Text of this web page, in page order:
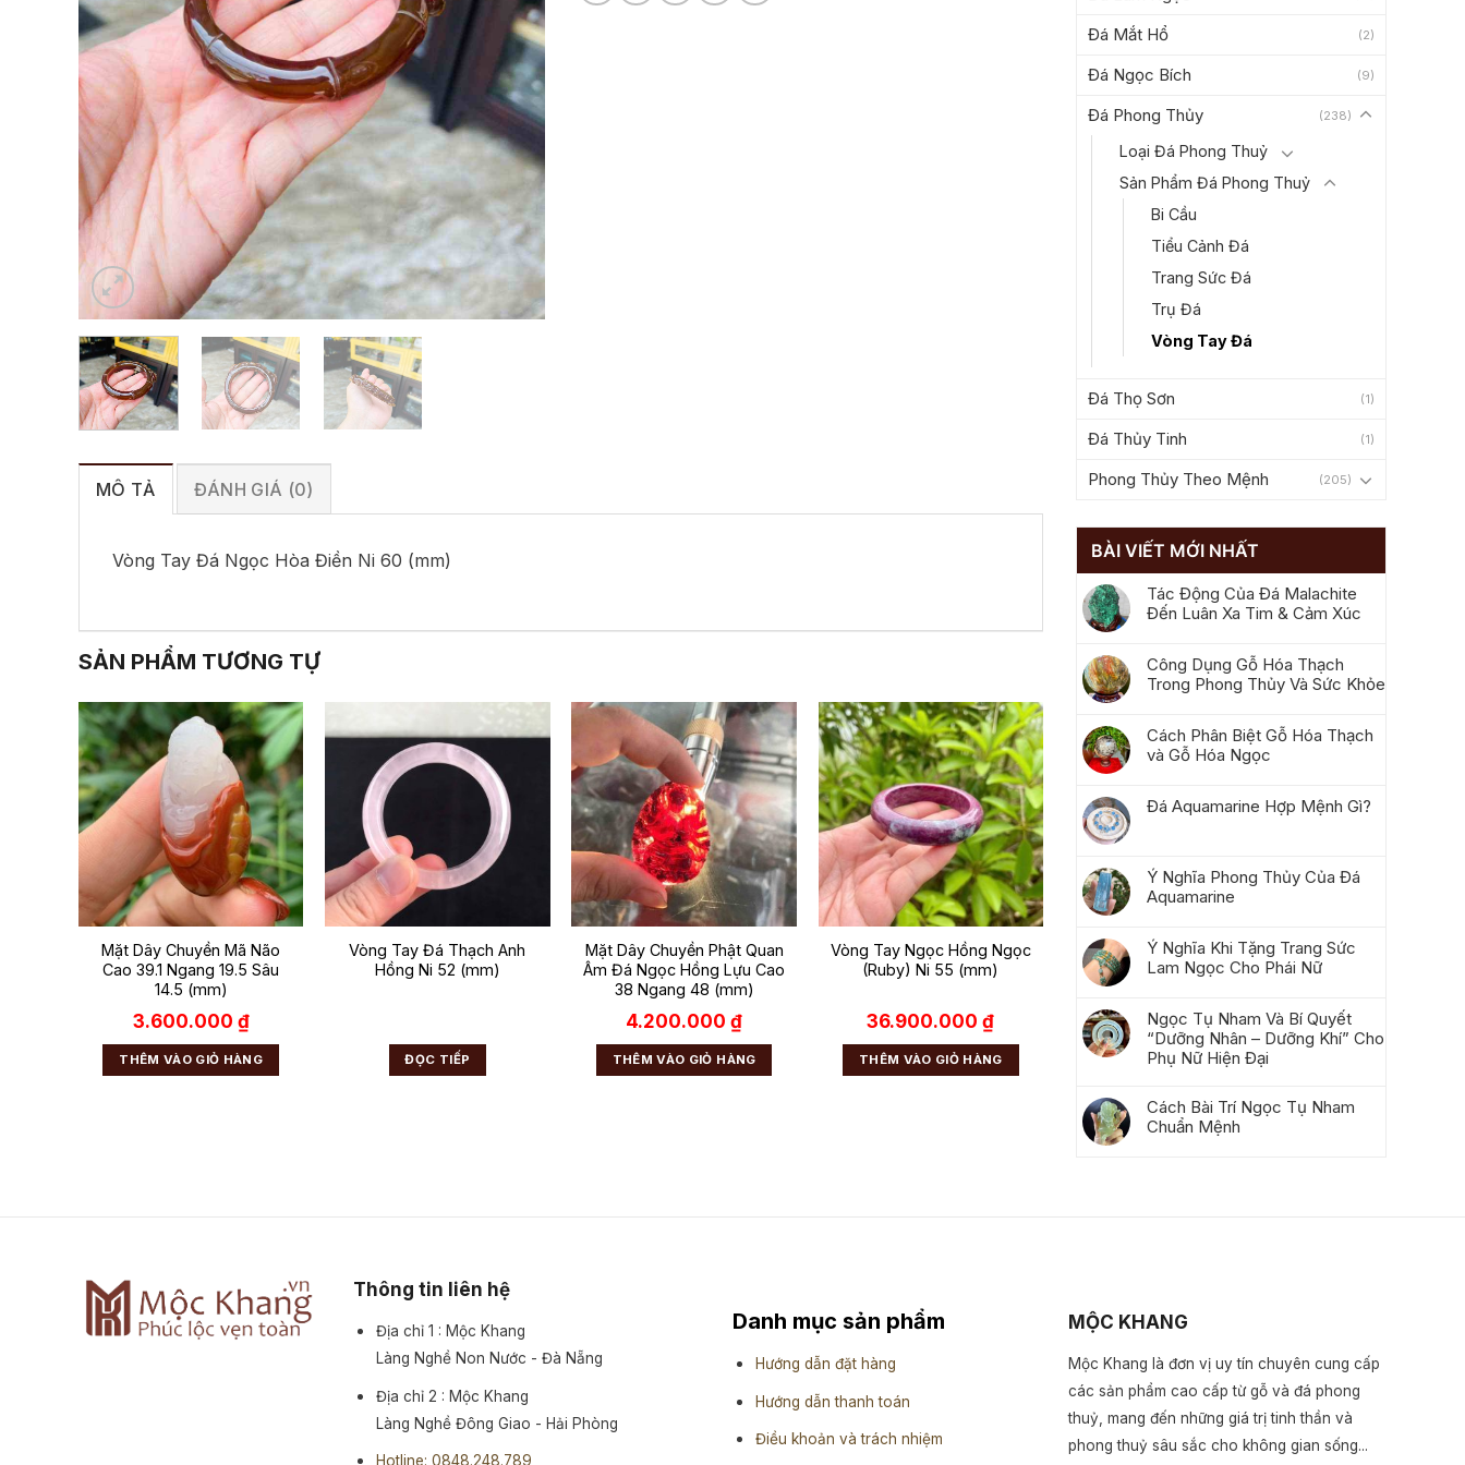
Đá Mắt Hổ (2)
Đá Ngọc Bích (9)
Đá Phong Thủy (238)
Loại Đá Phong Thuỷ
Sản Phẩm Đá Phong Thuỷ
Bi Cầu
Tiểu Cảnh Đá
Trang Sức Đá
Trụ Đá
Vòng Tay Đá
Đá Thọ Sơn (1)
Đá Thủy Tinh (1)
Phong Thủy Theo Mệnh (205)
BÀI VIẾT MỚI NHẤT
Tác Động Của Đá Malachite
Đến Luân Xa Tim & Cảm Xúc
Công Dụng Gỗ Hóa Thạch
Trong Phong Thủy Và Sức Khỏe
Cách Phân Biệt Gỗ Hóa Thạch
và Gỗ Hóa Ngọc
Đá Aquamarine Hợp Mệnh Gì?
Ý Nghĩa Phong Thủy Của Đá
Aquamarine
Ý Nghĩa Khi Tặng Trang Sức
Lam Ngọc Cho Phái Nữ
Ngọc Tụ Nham Và Bí Quyết
“Dưỡng Nhân – Dưỡng Khí” Cho
Phụ Nữ Hiện Đại
Cách Bài Trí Ngọc Tụ Nham
Chuẩn Mệnh
MÔ TẢ ĐÁNH GIÁ (0)
Vòng Tay Đá Ngọc Hòa Điền Ni 60 (mm)
SẢN PHẨM TƯƠNG TỰ
Mặt Dây Chuyền Mã Não
Cao 39.1 Ngang 19.5 Sâu
14.5 (mm)
3.600.000 ₫
THÊM VÀO GIỎ HÀNG
Vòng Tay Đá Thạch Anh
Hồng Ni 52 (mm)
ĐỌC TIẾP
Mặt Dây Chuyền Phật Quan
Âm Đá Ngọc Hồng Lựu Cao
38 Ngang 48 (mm)
4.200.000₫
THÊM VÀO GIỎ HÀNG
Vòng Tay Ngọc Hồng Ngọc
(Ruby) Ni 55 (mm)
36.900.000₫
THÊM VÀO GIỎ HÀNG
Thông tin liên hệ
Địa chỉ 1 : Mộc Khang
Làng Nghề Non Nước - Đà Nẵng
Địa chỉ 2 : Mộc Khang
Làng Nghề Đông Giao - Hải Phòng
Hotline: 0848.248.789
Danh mục sản phẩm
Hướng dẫn đặt hàng
Hướng dẫn thanh toán
Điều khoản và trách nhiệm
MỘC KHANG
Mộc Khang là đơn vị uy tín chuyên cung cấp
các sản phẩm cao cấp từ gỗ và đá phong
thuỷ, mang đến những giá trị tinh thần và
phong thuỷ sâu sắc cho không gian sống...